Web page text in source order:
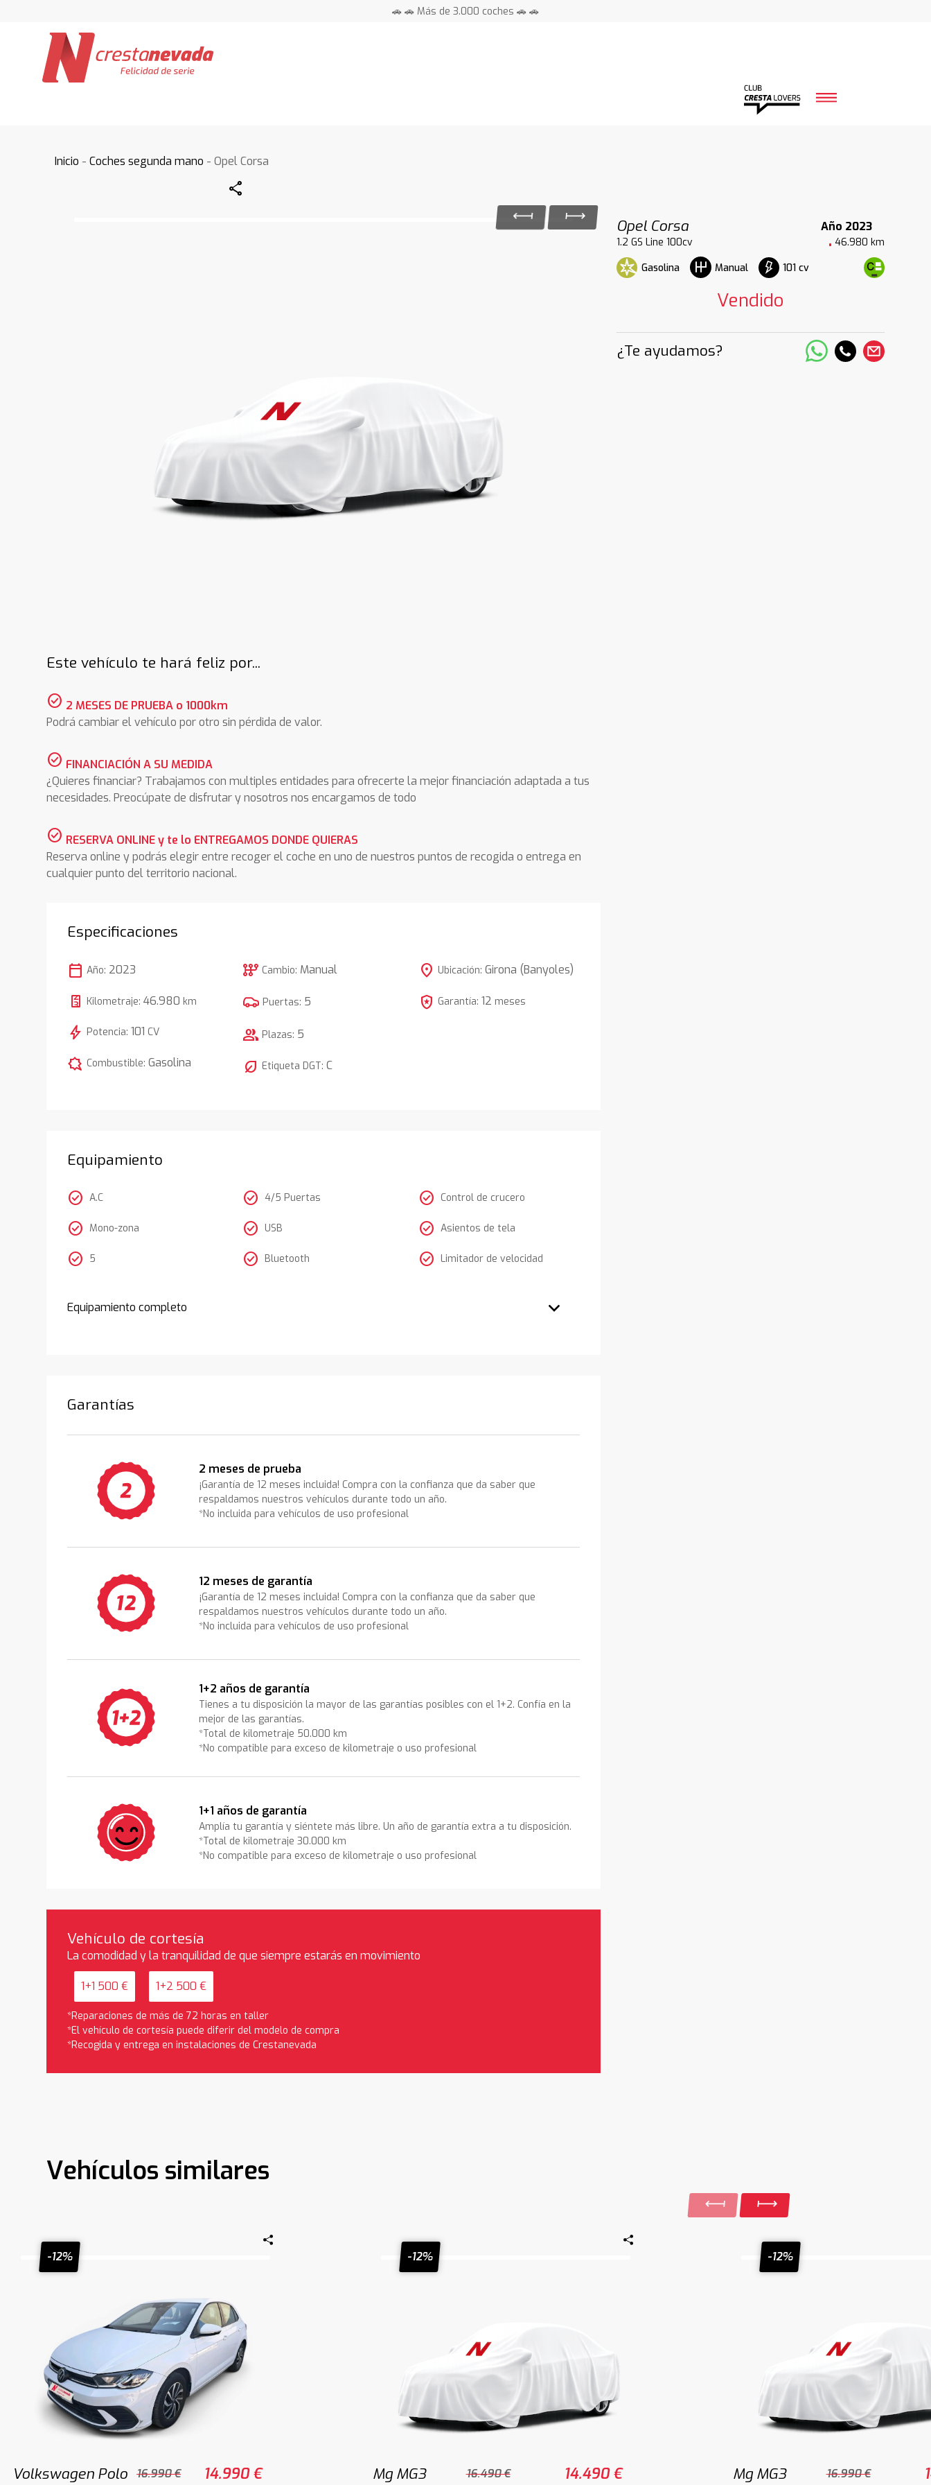
🚗 🚗 Más de 3.000 coches 🚗 🚗
Inicio -Coches segunda mano - Opel Corsa
Share
Opel Corsa
Año 2023
1.2 GS Line 100cv
46.980 km
Gasolina
Manual 101 cv
Vendido
¿Te ayudamos?
Este vehículo te hará feliz por...
check_circle 2 MESES DE PRUEBA o 1000km
Podrá cambiar el vehículo por otro sin pérdida de valor.
check_circle FINANCIACIÓN A SU MEDIDA
¿Quieres financiar? Trabajamos con multiples entidades para ofrecerte la mejor financiación adaptada a tus
necesidades. Preocúpate de disfrutar y nosotros nos encargamos de todo
check_circle RESERVA ONLINE y te lo ENTREGAMOS DONDE QUIERAS
Reserva online y podrás elegir entre recoger el coche en uno de nuestros puntos de recogida o entrega en
cualquier punto del territorio nacional.
Especificaciones
calendar_today Año: 2023
Kilometraje:46.980 km
bolt Potencia:101 CV
comic_bubble Combustible:Gasolina
auto_transmission Cambio: Manual
Puertas: 5
group Plazas: 5
nest_eco_leaf Etiqueta DGT:C
location_on Ubicación: Girona (Banyoles)
local_police Garantía: 12 meses
Equipamiento
check_circle A.C
check_circle Mono-zona
check_circle 5
check_circle 4/5 Puertas
check_circle USB
check_circle Bluetooth
check_circle Control de crucero
check_circle Asientos de tela
check_circle Limitador de velocidad
Equipamiento completo
Garantías
2 meses de prueba
¡Garantía de 12 meses incluida! Compra con la confianza que da saber que
respaldamos nuestros vehículos durante todo un año.
*No incluida para vehículos de uso profesional
12 meses de garantía
¡Garantía de 12 meses incluida! Compra con la confianza que da saber que
respaldamos nuestros vehículos durante todo un año.
*No incluida para vehículos de uso profesional
1+2 años de garantía
Tienes a tu disposición la mayor de las garantías posibles con el 1+2. Confía en la
mejor de las garantías.
*Total de kilometraje 50.000 km
*No compatible para exceso de kilometraje o uso profesional
1+1 años de garantía
Amplía tu garantía y siéntete más libre. Un año de garantía extra a tu disposición.
*Total de kilometraje 30.000 km
*No compatible para exceso de kilometraje o uso profesional
Vehículo de cortesía
La comodidad y la tranquilidad de que siempre estarás en movimiento
1+1 500 € 1+2 500 €
*Reparaciones de más de 72 horas en taller
*El vehículo de cortesía puede diferir del modelo de compra
*Recogida y entrega en instalaciones de Crestanevada
Vehículos similares
-12%
Volkswagen Polo 16.990 € 14.990 €
-12%
Mg MG3 16.490 € 14.490 €
-12%
Mg MG3 16.990 €